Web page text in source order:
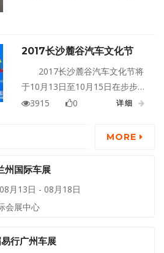
2017长沙麓谷汽车文化节
2017长沙麓谷汽车文化节将
于10月13日至10月15日在步步高
梅溪新天地隆重举行！
3915 0 详细
MORE
国际车展
月13日 - 08月18日
会展中心
行广州车展